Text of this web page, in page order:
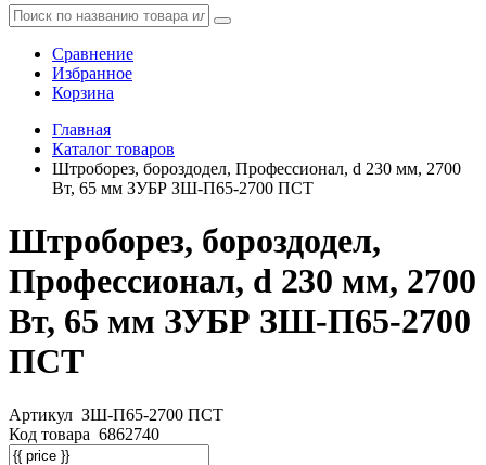
Сравнение
Избранное
Корзина
Главная
Каталог товаров
Штроборез, бороздодел, Профессионал, d 230 мм, 2700
Вт, 65 мм ЗУБР ЗШ-П65-2700 ПСТ
Штроборез, бороздодел,
Профессионал, d 230 мм, 2700
Вт, 65 мм ЗУБР ЗШ-П65-2700
ПСТ
Артикул ЗШ-П65-2700 ПСТ
Код товара 6862740